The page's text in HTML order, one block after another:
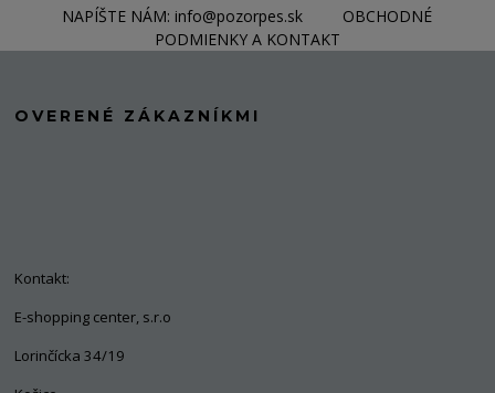
NAPÍŠTE NÁM: info@pozorpes.sk
OBCHODNÉ
PODMIENKY A KONTAKT
OVERENÉ ZÁKAZNÍKMI
Kontakt:
E-shopping center, s.r.o
Lorinčícka 34/19